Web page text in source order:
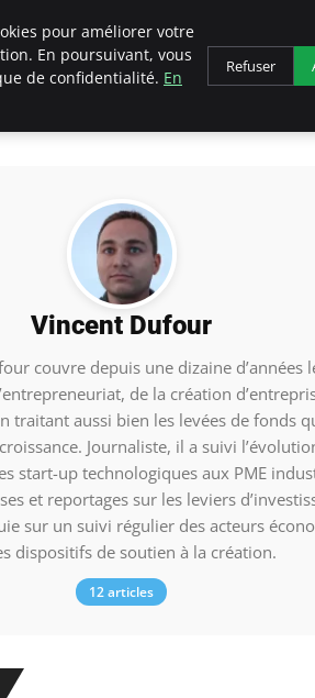
Vincent Dufour
couvre depuis une dizaine d’années
de la création
traitant aussi bien les levées de fonds
Journaliste, il a suivi
start-up technologiques aux PME
et reportages sur les leviers
sur un suivi régulier des acteurs
dispositifs de soutien à la création.
12 articles
pour améliorer votre
En poursuivant, vous
de confidentialité. En
Refuser